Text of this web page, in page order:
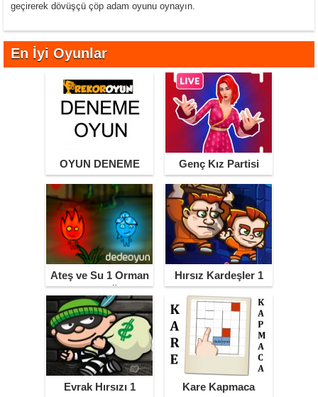
geçirerek dövüşçü çöp adam oyunu oynayın.
En İyi Oyunlar
OYUN DENEME Genç Kız Partisi
Ateş ve Su 1 Orman
Tapınağı
Hırsız Kardeşler 1
Evrak Hırsızı 1 Kare Kapmaca